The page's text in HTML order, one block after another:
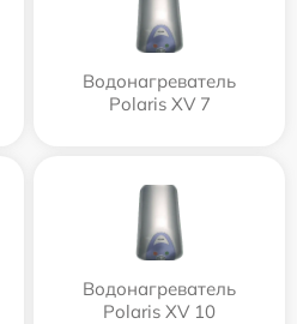
Водонагреватель
Polaris XV 7
Водонагреватель
Polaris XV 10